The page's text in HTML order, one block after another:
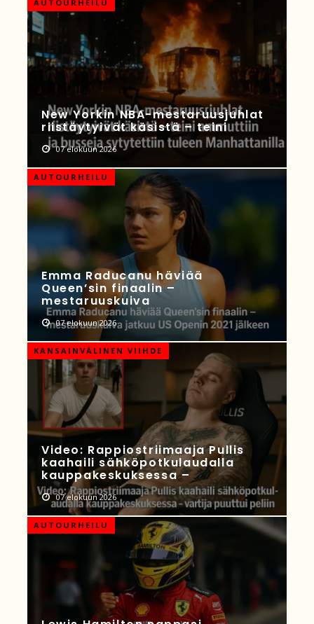
AUTOURHEILU
New Yorkin NBA-mestaruusjuhlat
riistäytyivät käsistä – teini
07 elokuun 2026
AUTOURHEILU
Emma Raducanu häviää
Queen’sin finaalin –
mestaruuskuiva
07 elokuun 2026
KANSAINVÄLINEN VIIHDE
Video: Rappiostriimaaja Pullis
kaahaili sähköpotkulaudalla
kauppakeskuksessa –
07 elokuun 2026
AUTOURHEILU